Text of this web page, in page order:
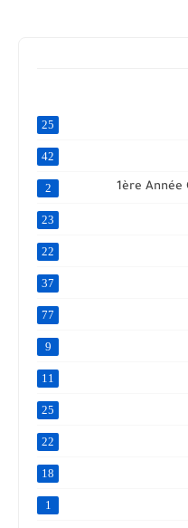
25
42
2
23
22
37
77
9
11
25
22
18
1